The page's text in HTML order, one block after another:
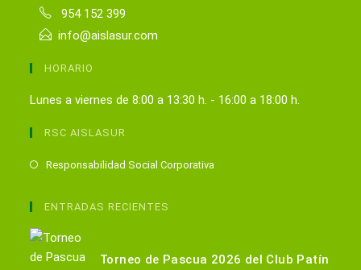
954 152 399
info@aislasur.com
HORARIO
Lunes a viernes de 8:00 a 13:30 h. - 16:00 a 18:00 h.
RSC AISLASUR
Responsabilidad Social Corporativa
pestaña
ENTRADAS RECIENTES
Torneo de Pascua 2026 del Club Patín